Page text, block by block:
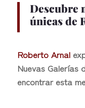
Descubre
únicas de
Roberto Arnal
Nuevas Galerías
encontrar esta